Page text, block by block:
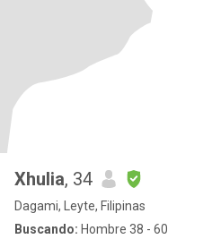
Xhulia, 34
Dagami, Leyte, Filipinas
Buscando: Hombre 38 - 60